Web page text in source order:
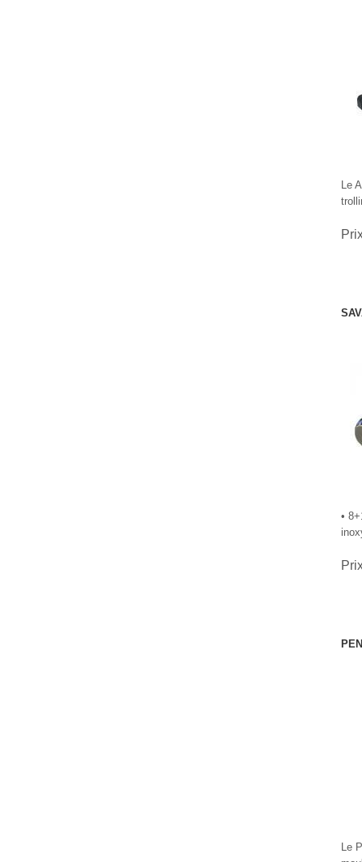
Le
•
Le